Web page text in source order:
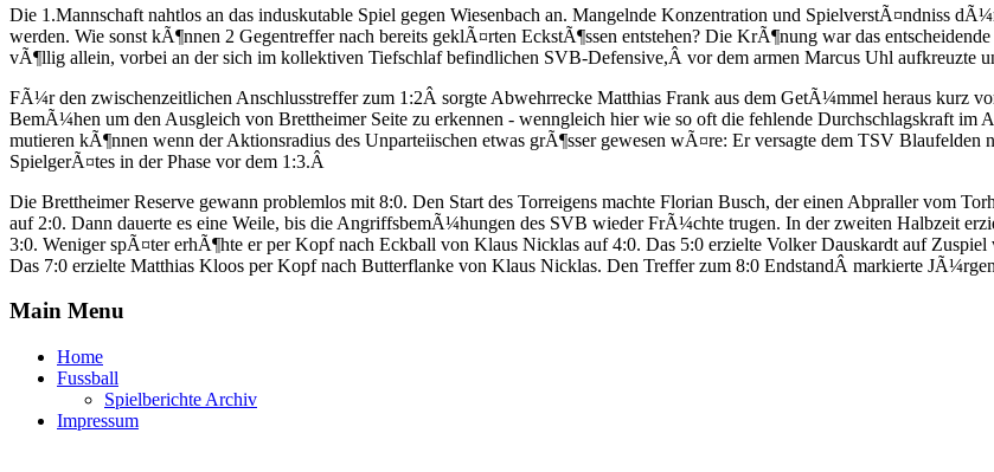
Die 1.Mannschaft nahtlos an das induskutable Spiel gegen Wiesenbach an. Mangelnde Konzentration und SpielverstÃ¤ndniss
werden. Wie sonst kÃ¶nnen 2 Gegentreffer nach bereits geklÃ¤rten EckstÃ¶ssen entstehen? Die KrÃ¶nung war das
vÃ¶llig allein, vorbei an der sich im kollektiven Tiefschlaf befindlichen SVB-Defensive,Â vor dem armen Marcus Uhl aufkreuzte
FÃ¼r den zwischenzeitlichen Anschlusstreffer zum 1:2Â sorgte Abwehrrecke Matthias Frank aus dem GetÃ¼mmel heraus kurz
BemÃ¼hen um den Ausgleich von Brettheimer Seite zu erkennen - wenngleich hier wie so oft die fehlende Durchschlagskraft im
mutieren kÃ¶nnen wenn der Aktionsradius des Unparteiischen etwas grÃ¶sser gewesen wÃ¤re: Er versagte dem TSV Blaufelden
SpielgerÃ¤tes in der Phase vor dem 1:3.Â
Die Brettheimer Reserve gewann problemlos mit 8:0. Den Start des Torreigens machte Florian Busch, der einen Abpraller vom
auf 2:0. Dann dauerte es eine Weile, bis die AngriffsbemÃ¼hungen des SVB wieder FrÃ¼chte trugen. In der zweiten Halbzeit
3:0. Weniger spÃ¤ter erhÃ¶hte er per Kopf nach Eckball von Klaus Nicklas auf 4:0. Das 5:0 erzielte Volker Dauskardt auf
Das 7:0 erzielte Matthias Kloos per Kopf nach Butterflanke von Klaus Nicklas. Den Treffer zum 8:0 EndstandÂ markierte
Main Menu
Home
Fussball
Spielberichte Archiv
Impressum